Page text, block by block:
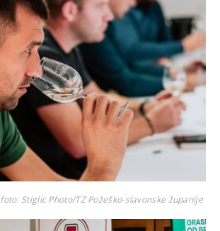
foto: Stiglic Photo/TZ Požeško-slavonske županije